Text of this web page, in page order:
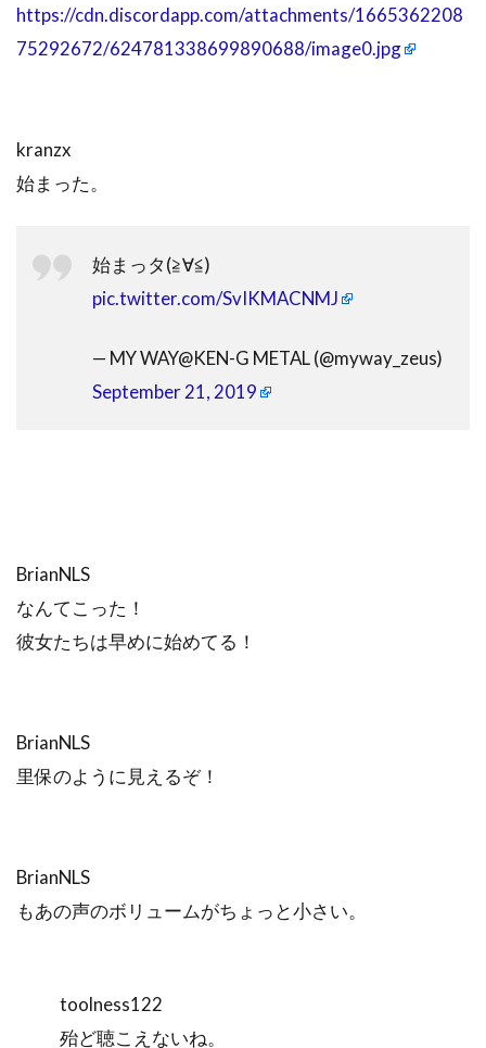
https://cdn.discordapp.com/attachments/1665362208
75292672/624781338699890688/image0.jpg
kranzx
始まった。
始まっタ(≧∀≦)
pic.twitter.com/SvIKMACNMJ
— MY WAY@KEN-G METAL (@myway_zeus)
September 21, 2019
BrianNLS
なんてこった！
彼女たちは早めに始めてる！
BrianNLS
里保のように見えるぞ！
BrianNLS
もあの声のボリュームがちょっと小さい。
toolness122
殆ど聴こえないね。